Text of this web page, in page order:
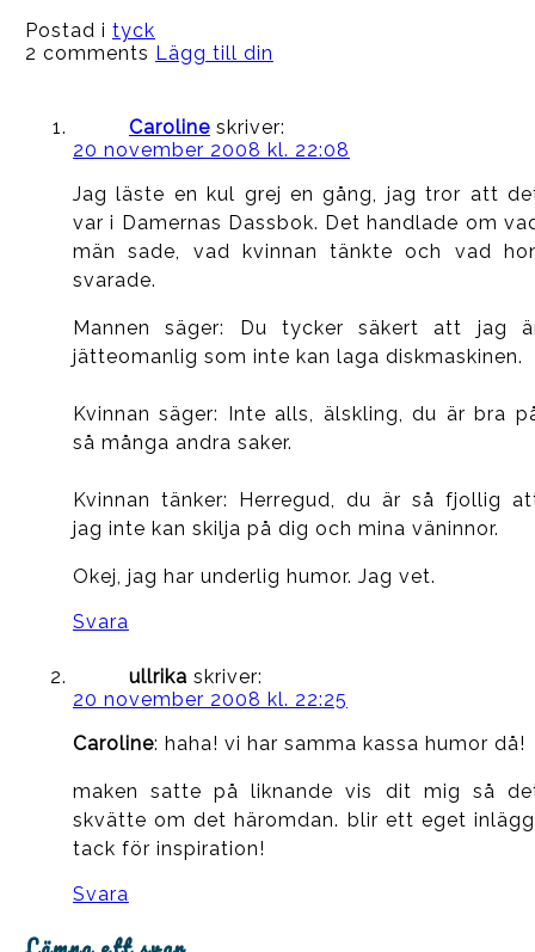
Postad i tyck
2 comments Lägg till din
Caroline skriver:
20 november 2008 kl. 22:08
Jag läste en kul grej en gång, jag tror att
var i Damernas Dassbok. Det handlade om
män sade, vad kvinnan tänkte och vad
svarade.
Mannen säger: Du tycker säkert att jag
jätteomanlig som inte kan laga diskmaskinen.
Kvinnan säger: Inte alls, älskling, du är bra
så många andra saker.
Kvinnan tänker: Herregud, du är så fjollig
jag inte kan skilja på dig och mina väninnor.
Okej, jag har underlig humor. Jag vet.
Svara
ullrika skriver:
20 november 2008 kl. 22:25
Caroline: haha! vi har samma kassa humor då!
maken satte på liknande vis dit mig så
skvätte om det häromdan. blir ett eget
tack för inspiration!
Svara